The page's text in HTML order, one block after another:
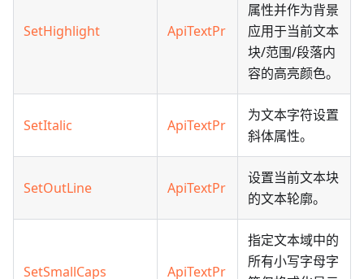
SetHighlight ApiTextPr
属性并作为背景
应用于当前文本
块/范围/段落内
容的高亮颜色。
SetItalic ApiTextPr
为文本字符设置
斜体属性。
SetOutLine ApiTextPr
设置当前文本块
的文本轮廓。
SetSmallCaps ApiTextPr
指定文本域中的
所有小写字母字